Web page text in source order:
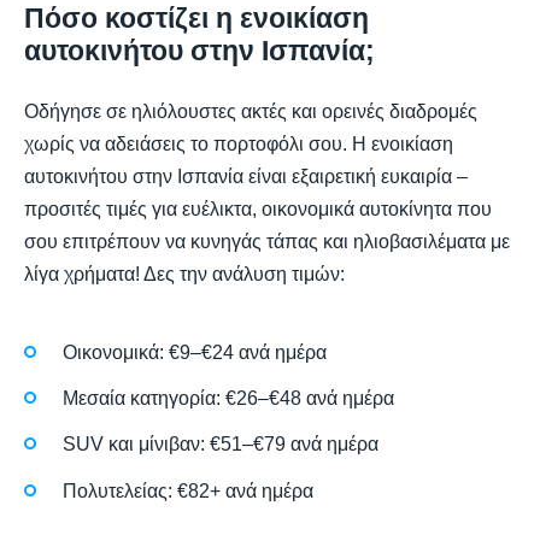
Πόσο κοστίζει η ενοικίαση
αυτοκινήτου στην Ισπανία;
Οδήγησε σε ηλιόλουστες ακτές και ορεινές διαδρομές
χωρίς να αδειάσεις το πορτοφόλι σου. Η ενοικίαση
αυτοκινήτου στην Ισπανία είναι εξαιρετική ευκαιρία –
προσιτές τιμές για ευέλικτα, οικονομικά αυτοκίνητα που
σου επιτρέπουν να κυνηγάς τάπας και ηλιοβασιλέματα με
λίγα χρήματα! Δες την ανάλυση τιμών:
Οικονομικά: €9–€24 ανά ημέρα
Μεσαία κατηγορία: €26–€48 ανά ημέρα
SUV και μίνιβαν: €51–€79 ανά ημέρα
Πολυτελείας: €82+ ανά ημέρα